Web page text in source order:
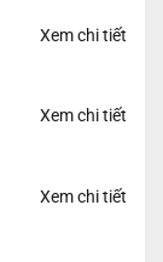
Xem chi tiết
Xem chi tiết
Xem chi tiết